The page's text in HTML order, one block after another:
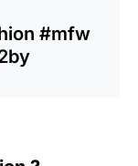
#mfw